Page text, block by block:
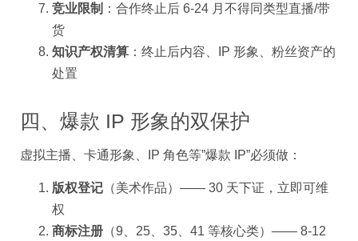
竞业限制 ：合作终止后 6-24 月不得同类型直播/带
货
知识产权清算 ：终止后内容、IP 形象、粉丝资产的
处置
四、爆款 IP 形象的双保护
虚拟主播、卡通形象、IP 角色等”爆款 IP”必须做：
版权登记 （美术作品）—— 30 天下证，立即可维
权
商标注册 （9、25、35、41 等核心类）—— 8-12